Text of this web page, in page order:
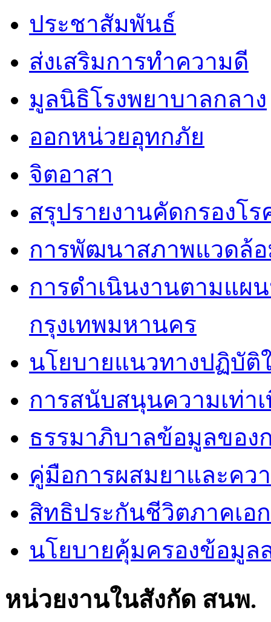
ประชาสัมพันธ์
ส่งเสริมการทำความดี
มูลนิธิโรงพยาบาลกลาง
ออกหน่วยอุทกภัย
จิตอาสา
สรุปรายงานคัดกรองโ
การพัฒนาสภาพแวดล้อ
การดำเนินงานตามแผ
กรุงเทพมหานคร
นโยบายแนวทางปฏิบัติ
การสนับสนุนความเท่า
ธรรมาภิบาลข้อมูลของ
คู่มือการผสมยาและคว
สิทธิประกันชีวิตภาคเอ
นโยบายคุ้มครองข้อมูล
หน่วยงานในสังกัด สนพ.